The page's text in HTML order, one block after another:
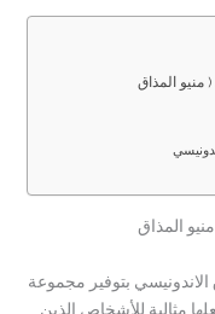
منيو المذاق
المذاق
بتوفير مجموعة
مثالية للأشخاص الذين